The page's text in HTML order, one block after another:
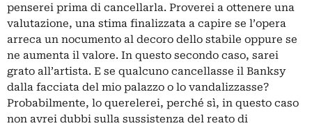
penserei prima di cancellarla. Proverei a ottenere una
valutazione, una stima finalizzata a capire se l’opera
arreca un nocumento al decoro dello stabile oppure se
ne aumenta il valore. In questo secondo caso, sarei
grato all’artista. E se qualcuno cancellasse il Banksy
dalla facciata del mio palazzo o lo vandalizzasse?
Probabilmente, lo querelerei, perché sì, in questo caso
non avrei dubbi sulla sussistenza del reato di